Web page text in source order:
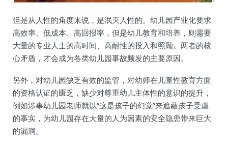
但是从人性的角度来说，是泯灭人性的。幼儿园产业化要求
高效率、低成本、高回报率，但是幼儿教育和培养，则需要
大量的专业人士的高时间、高耐性的投入和照顾。两者的核
心矛盾，才会成为各类幼儿园事故频发的主要原因。
另外，对幼儿园缺乏有效的监管，对幼师在儿童性教育方面
的资格认证的匮乏，缺少对尊重幼儿主体性的意识的提升，
例如涉事幼儿园老师就以“这是孩子的幻觉”来遮蔽孩子受虐
的事实，为幼儿园存在大量的人为因素的安全隐患带来巨大
的漏洞。